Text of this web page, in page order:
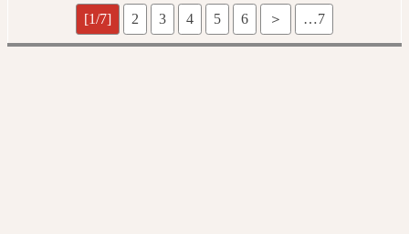
[1/7] 2 3 4 5 6 ＞ …7